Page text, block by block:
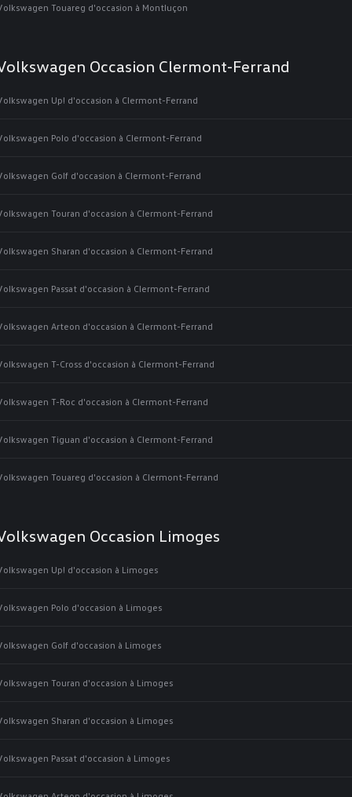
Touareg d'occasion à Montluçon
Occasion Clermont-Ferrand
Up! d'occasion à Clermont-Ferrand
Polo d'occasion à Clermont-Ferrand
Golf d'occasion à Clermont-Ferrand
Touran d'occasion à Clermont-Ferrand
Sharan d'occasion à Clermont-Ferrand
Passat d'occasion à Clermont-Ferrand
Arteon d'occasion à Clermont-Ferrand
T-Cross d'occasion à Clermont-Ferrand
T-Roc d'occasion à Clermont-Ferrand
Tiguan d'occasion à Clermont-Ferrand
Touareg d'occasion à Clermont-Ferrand
Occasion Limoges
Up! d'occasion à Limoges
Polo d'occasion à Limoges
Golf d'occasion à Limoges
Touran d'occasion à Limoges
Sharan d'occasion à Limoges
Passat d'occasion à Limoges